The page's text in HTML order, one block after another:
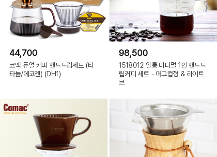
44,700
코맥 듀얼 커피 핸드드립세트 (티
타늄/에코젠) (DH1)
98,500
1518012 일롱 미니멀 1인 핸드드
립커피 세트 - 머그컵형 & 라이트
브